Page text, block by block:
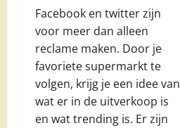
Facebook en twitter zijn
voor meer dan alleen
reclame maken. Door je
favoriete supermarkt te
volgen, krijg je een idee van
wat er in de uitverkoop is
en wat trending is. Er zijn